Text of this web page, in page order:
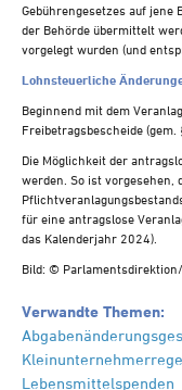
Gebührengesetzes auf jene
der Behörde übermittelt
vorgelegt wurden (und
Lohnsteuerliche
Beginnend mit dem
Freibetragsbescheide
Die Möglichkeit der
werden. So ist vorgesehen,
für eine antragslose
das Kalenderjahr 2024).
Bild: ©
Verwandte Themen:
Lebensmittelspenden